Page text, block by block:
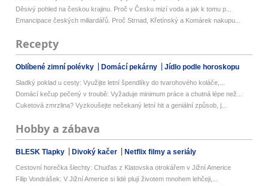
Děsivý pohled na českou krajinu. Proč v Česku mizí voda a jak k tomu p...
Emancipace českých miliardářů. Proč Strnad, Křetínský a Komárek nakupu...
Recepty
Oblíbené zimní polévky Domácí pekárny Jídlo podle horoskopu
Sladký poklad u cesty: Využijte letní špendlíky do tvarohového koláče,...
Domácí kečup pečený v troubě: Vyžaduje minimum práce a chutná lépe než...
Cuketová zmrzlina? Vyzkoušejte nečekaný letní hit a geniální způsob, j...
Hobby a zábava
BLESK Tlapky Divoký kačer Netflix filmy a seriály
Cestovní horečka šlechty: Chuďas z Klatovska otrokářem v Jižní Americe
Filip Vondrášek: V Jižní Americe si lidé plují životem mnohem lehčeji,...